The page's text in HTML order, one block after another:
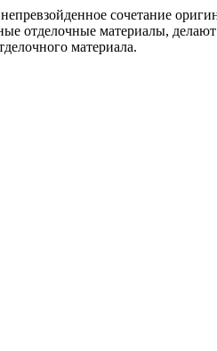
сочетание
отделочные материалы,
материала.